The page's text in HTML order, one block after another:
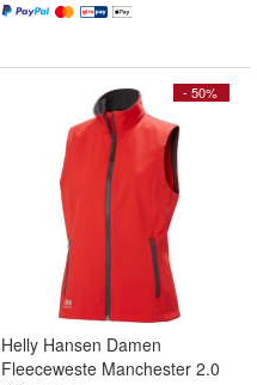
- 50%
Helly Hansen Damen
Fleeceweste Manchester 2.0